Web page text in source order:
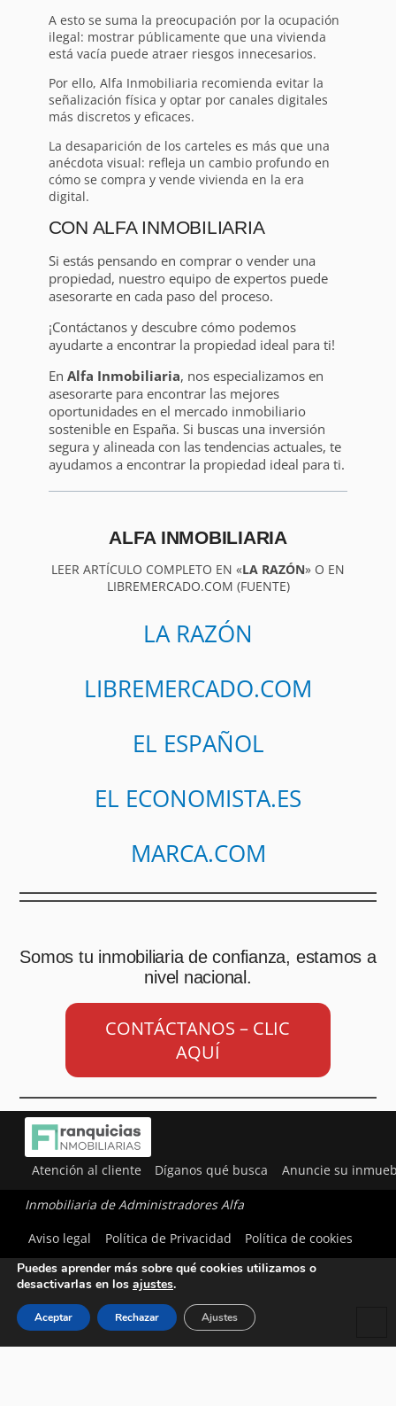
A esto se suma la preocupación por la ocupación
ilegal: mostrar públicamente que una vivienda
está vacía puede atraer riesgos innecesarios.
Por ello, Alfa Inmobiliaria recomienda evitar la
señalización física y optar por canales digitales
más discretos y eficaces.
La desaparición de los carteles es más que una
anécdota visual: refleja un cambio profundo en
cómo se compra y vende vivienda en la era
digital.
CON ALFA INMOBILIARIA
Si estás pensando en comprar o vender una
propiedad, nuestro equipo de expertos puede
asesorarte en cada paso del proceso.
¡Contáctanos y descubre cómo podemos
ayudarte a encontrar la propiedad ideal para ti!
En Alfa Inmobiliaria, nos especializamos en
asesorarte para encontrar las mejores
oportunidades en el mercado inmobiliario
sostenible en España. Si buscas una inversión
segura y alineada con las tendencias actuales, te
ayudamos a encontrar la propiedad ideal para ti.
ALFA INMOBILIARIA
LEER ARTÍCULO COMPLETO EN «LA RAZÓN» O EN
LIBREMERCADO.COM (FUENTE)
LA RAZÓN
LIBREMERCADO.COM
EL ESPAÑOL
EL ECONOMISTA.ES
MARCA.COM
Somos tu inmobiliaria de confianza, estamos a
nivel nacional.
CONTÁCTANOS – CLIC
AQUÍ
Atención al cliente Díganos qué busca Anuncie su
Inmobiliaria de Administradores Alfa
Aviso legal
Política de Privacidad Política de cookies
Utilizamos cookies para ofrecerte la mejor experiencia en
Puedes aprender más sobre qué cookies utilizamos o
desactivarlas en los ajustes.
Aceptar Rechazar Ajustes